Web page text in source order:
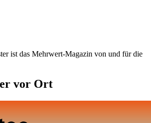
ist das Mehrwert-Magazin von und für die
vor Ort